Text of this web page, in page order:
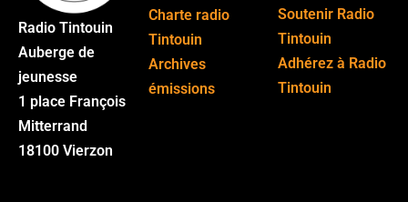
Radio Tintouin
Auberge de
jeunesse
1 place François
Mitterrand
18100 Vierzon
Charte radio
Tintouin
Archives
émissions
Soutenir Radio
Tintouin
Adhérez à Radio
Tintouin